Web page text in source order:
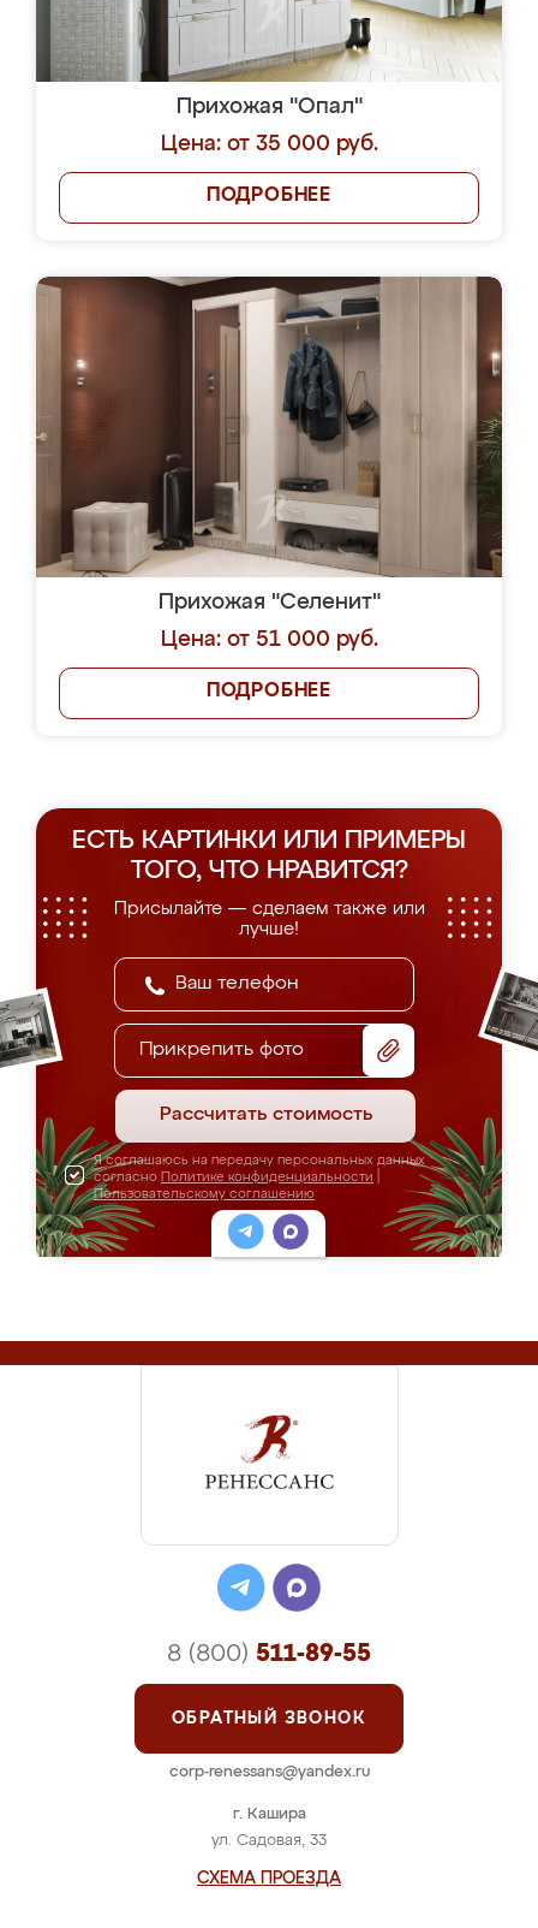
Прихожая "Опал"
Цена: от 35 000 руб.
ПОДРОБНЕЕ
Прихожая "Селенит"
Цена: от 51 000 руб.
ПОДРОБНЕЕ
ЕСТЬ КАРТИНКИ ИЛИ ПРИМЕРЫ
ТОГО, ЧТО НРАВИТСЯ?
Присылайте — сделаем также или
лучше!
Прикрепить фото
Рассчитать стоимость
Я соглашаюсь на передачу персональных данных
согласно Политике конфиденциальности
Пользовательскому соглашению
г. Кашира
ул. Садовая, 33
СХЕМА ПРОЕЗДА
8 (800) 511-89-55
ОБРАТНЫЙ ЗВОНОК
corp-renessans@yandex.ru